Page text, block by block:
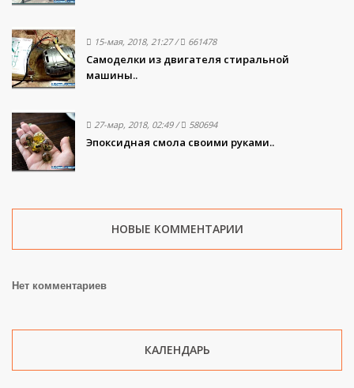
15-мая, 2018, 21:27/ 661478
Самоделки из двигателя стиральной
машины..
27-мар, 2018, 02:49/ 580694
Эпоксидная смола своими руками..
НОВЫЕ КОММЕНТАРИИ
Нет комментариев
КАЛЕНДАРЬ